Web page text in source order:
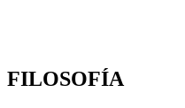
FILOSOFÍA